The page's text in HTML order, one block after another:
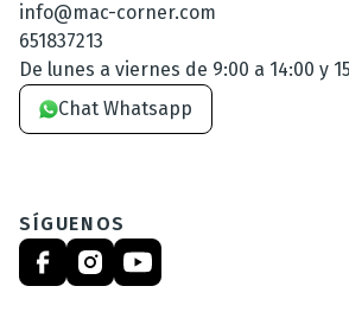
info@mac-corner.com
651837213
De lunes a viernes de 9:00 a 14:00 y
Chat Whatsapp
SÍGUENOS